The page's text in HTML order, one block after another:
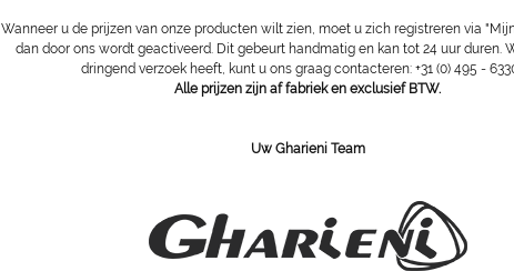
Wanneer u de prijzen van onze producten wilt zien, moet u zich registreren via
dan door ons wordt geactiveerd. Dit gebeurt handmatig en kan tot 24 uur duren.
dringend verzoek heeft, kunt u ons graag contacteren: +31 (0) 495 -
Alle prijzen zijn af fabriek en exclusief BTW.
Uw Gharieni Team